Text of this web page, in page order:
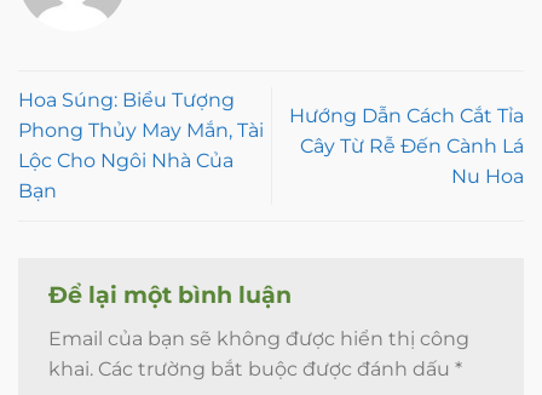
Hoa Súng: Biểu Tượng
Phong Thủy May Mắn, Tài
Lộc Cho Ngôi Nhà Của
Bạn
Hướng Dẫn Cách Cắt Tỉa
Cây Từ Rễ Đến Cành Lá
Nu Hoa
Để lại một bình luận
Email của bạn sẽ không được hiển thị công
khai. Các trường bắt buộc được đánh dấu *